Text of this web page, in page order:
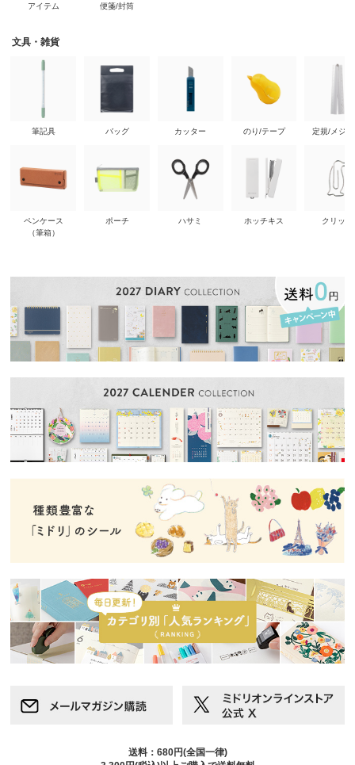
アイテム
便箋/封筒
文具・雑貨
筆記具
ペンケース
（筆箱）
バッグ
ポーチ
カッター
ハサミ
のり/テープ
ホッチキス
定規/メジ
クリップ
送料：680円(全国一律)